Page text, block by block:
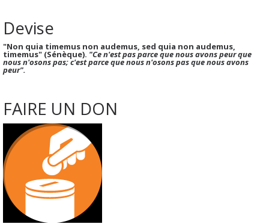
Devise
"Non quia timemus non audemus, sed quia non audemus,
timemus" (Sénèque). "Ce n'est pas parce que nous avons peur que
nous n'osons pas; c'est parce que nous n'osons pas que nous avons
peur".
FAIRE UN DON